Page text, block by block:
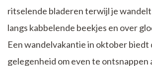
ritselende bladeren terwijl je
langs kabbelende beekjes en over
Een wandelvakantie in oktober biedt
gelegenheid om even te ontsnappen